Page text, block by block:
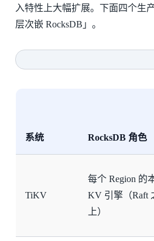
入特性上大幅扩展。下面四个生
层次嵌 RocksDB」。
系统 RocksDB 角色
TiKV
每个 Region 的
KV 引擎（Raft
上）